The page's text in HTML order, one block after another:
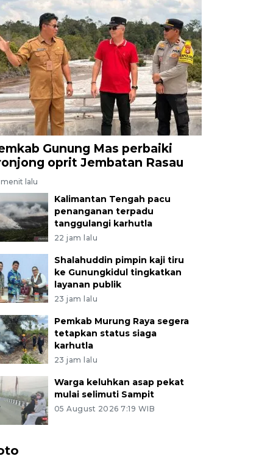
Gunung Mas perbaiki
oprit Jembatan Rasau
lalu
Kalimantan Tengah pacu
penanganan terpadu
tanggulangi karhutla
22 jam lalu
Shalahuddin pimpin kaji tiru
ke Gunungkidul tingkatkan
layanan publik
23 jam lalu
Pemkab Murung Raya segera
tetapkan status siaga
karhutla
23 jam lalu
Warga keluhkan asap pekat
mulai selimuti Sampit
05 August 2026 7:19 WIB